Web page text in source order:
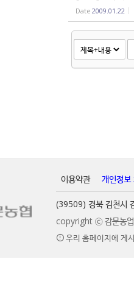
Date 2009.01.22
이용약관 개인정보
(39509) 경북 김천시
copyright ⓒ 감문농업
우리 홈페이지에 게